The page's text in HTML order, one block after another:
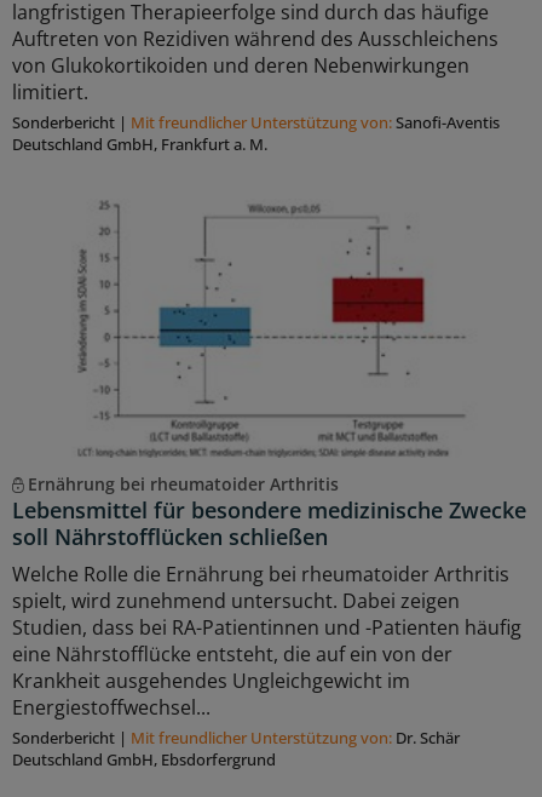
langfristigen Therapieerfolge sind durch das häufige
Auftreten von Rezidiven während des Ausschleichens
von Glukokortikoiden und deren Nebenwirkungen
limitiert.
Sonderbericht | Mit freundlicher Unterstützung von:Sanofi-Aventis
Deutschland GmbH, Frankfurt a. M.
Ernährung bei rheumatoider Arthritis
Lebensmittel für besondere medizinische Zwecke
soll Nährstofflücken schließen
Welche Rolle die Ernährung bei rheumatoider Arthritis
spielt, wird zunehmend untersucht. Dabei zeigen
Studien, dass bei RA-Patientinnen und -Patienten häufig
eine Nährstofflücke entsteht, die auf ein von der
Krankheit ausgehendes Ungleichgewicht im
Energiestoffwechsel...
Sonderbericht | Mit freundlicher Unterstützung von: Dr. Schär
Deutschland GmbH, Ebsdorfergrund